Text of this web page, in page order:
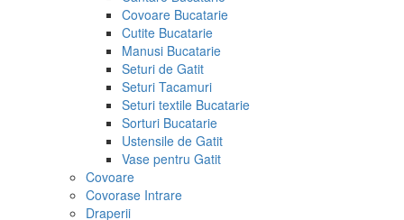
Covoare Bucatarie
Cutite Bucatarie
Manusi Bucatarie
Seturi de Gatit
Seturi Tacamuri
Seturi textile Bucatarie
Sorturi Bucatarie
Ustensile de Gatit
Vase pentru Gatit
Covoare
Covorase Intrare
Draperii